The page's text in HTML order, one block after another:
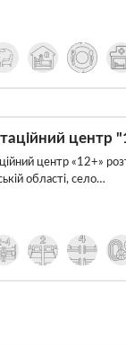
центр
центр «12+»
області, село…